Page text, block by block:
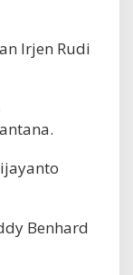
Irjen Rudi
Benhard